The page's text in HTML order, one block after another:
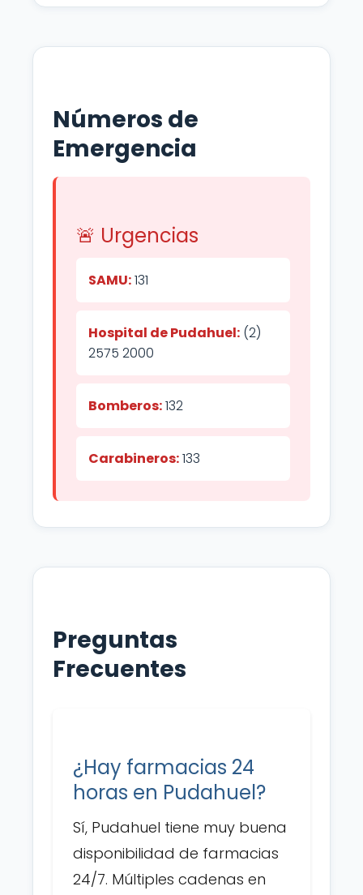
Números de
Emergencia
🚨 Urgencias
SAMU:131
Hospital de Pudahuel: (2)
2575 2000
Bomberos:132
Carabineros:133
Preguntas
Frecuentes
¿Hay farmacias 24
horas en Pudahuel?
Sí, Pudahuel tiene muy buena
disponibilidad de farmacias
24/7. Múltiples cadenas en